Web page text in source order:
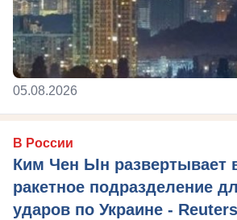
05.08.2026
В России
Ким Чен Ын развертывает
ракетное подразделение
ударов по Украине - Reuters